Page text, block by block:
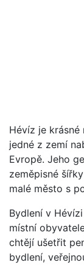
Hévíz je krásné
jedné z zemí
Evropě. Jeho
zeměpisné
malé město s
Bydlení v
místní
chtějí ušetřit
bydlení,